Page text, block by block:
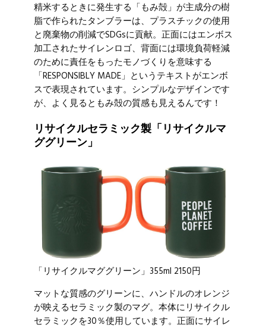
精米するときに発生する「もみ殻」が主成分の樹
脂で作られたタンブラーは、プラスチックの使用
と廃棄物の削減でSDGsに貢献。正面にはエンボス
加工されたサイレンロゴ、背面には環境負荷軽減
のために責任をもったモノづくりを意味する
「RESPONSIBLY MADE」というテキストがエンボ
スで表現されています。シンプルなデザインです
が、よく見るともみ殻の質感も見えるんです！
リサイクルセラミック製「リサイクルマ
ググリーン」
「リサイクルマググリーン」355ml 2150円
マットな質感のグリーンに、ハンドルのオレンジ
が映えるセラミック製のマグ。本体にリサイクル
セラミックを30％使用しています。正面にサイレ